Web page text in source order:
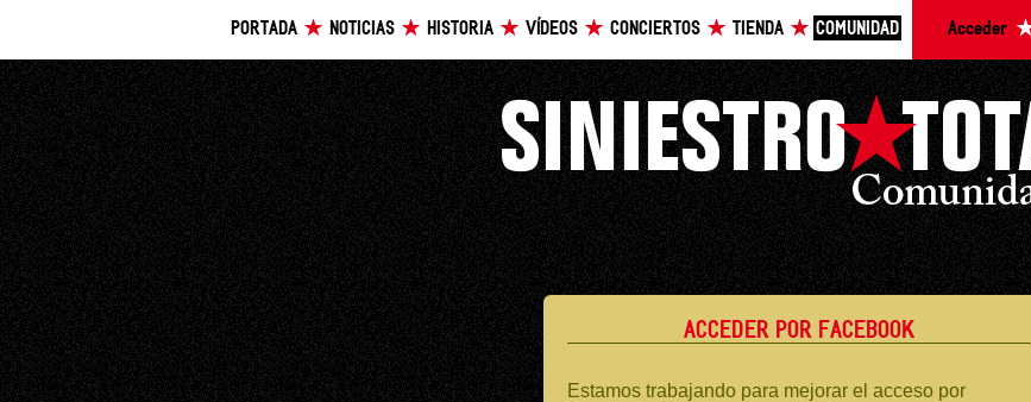
PORTADA NOTICIAS HISTORIA VÍDEOS CONCIERTOS TIENDA COMUNIDAD Acceder
ACCEDER POR FACEBOOK
Estamos trabajando para mejorar el acceso por